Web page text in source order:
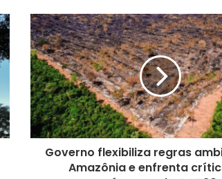
Governo flexibiliza regras
Amazônia e enfrenta